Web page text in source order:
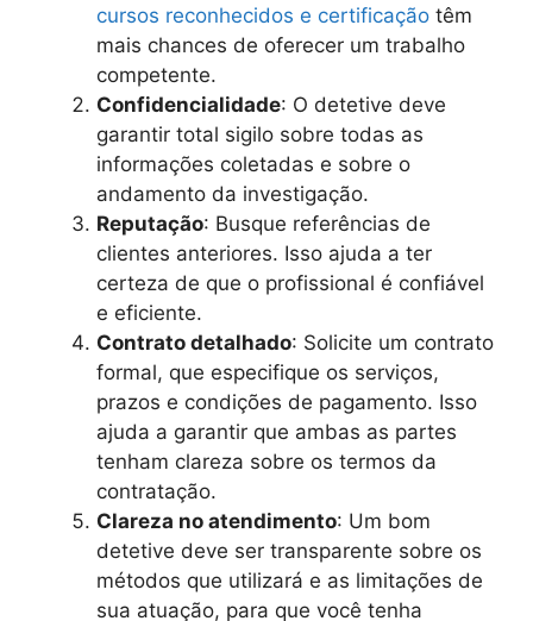
cursos reconhecidos e certificação têm
mais chances de oferecer um trabalho
competente.
Confidencialidade: O detetive deve
garantir total sigilo sobre todas as
informações coletadas e sobre o
andamento da investigação.
Reputação: Busque referências de
clientes anteriores. Isso ajuda a ter
certeza de que o profissional é confiável
e eficiente.
Contrato detalhado: Solicite um contrato
formal, que especifique os serviços,
prazos e condições de pagamento. Isso
ajuda a garantir que ambas as partes
tenham clareza sobre os termos da
contratação.
Clareza no atendimento: Um bom
detetive deve ser transparente sobre os
métodos que utilizará e as limitações de
sua atuação, para que você tenha